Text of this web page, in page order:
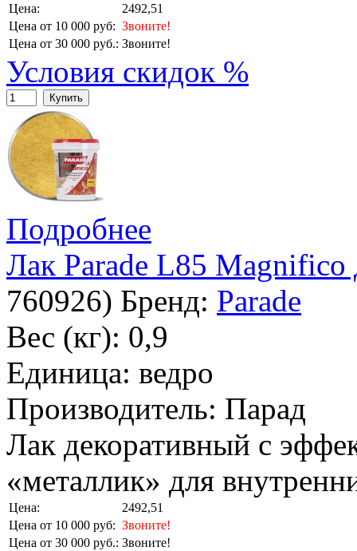
Цена:
2492,51
Цена от 10 000 руб: Звоните!
Цена от 30 000 руб.: Звоните!
Условия скидок %
Купить
Подробнее
Лак Parade L85 Magnifico
760926) Бренд: Parade
Вес (кг): 0,9
Единица: ведро
Производитель: Парад
Лак декоративный с
«металлик» для
Цена:
2492,51
Цена от 10 000 руб: Звоните!
Цена от 30 000 руб.: Звоните!